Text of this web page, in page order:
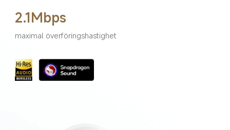
2.1Mbps
maximal överföringshastighet